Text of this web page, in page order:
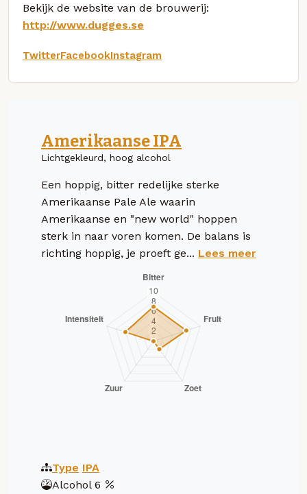
Bekijk de website van de brouwerij:
http://www.dugges.se
TwitterFacebookInstagram
Amerikaanse IPA
Lichtgekleurd, hoog alcohol
Een hoppig, bitter redelijke sterke
Amerikaanse Pale Ale waarin
Amerikaanse en "new world" hoppen
sterk in naar voren komen. De balans is
richting hoppig, je proeft ge... Lees meer
Type IPA
Alcohol 6